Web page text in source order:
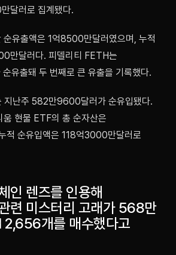
달러로 집계됐다.
유출액은 1억8500만달러였으며, 누적
만달러다. 피델리티 FETH는
유출돼 두 번째로 큰 유출을 기록했다.
지난주 582만9600달러가 순유입됐다.
움 현물 ETF의 총 순자산은
적 순유입액은 118억3000만달러로
인 렌즈를 인용해
련 미스터리 고래가 568만
개를 매수했다고